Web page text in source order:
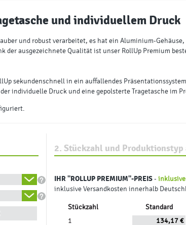
und individuellem Druck
und robust verarbeitet, es hat ein Aluminium-
der ausgezeichnete Qualität ist unser RollUp Premium
sekundenschnell in ein auffallendes
individuelle Druck und eine gepolsterte Tragetasche im
2. Stückzahl und Produktionstyp
IHR"ROLLUP PREMIUM"-PREIS -
inklusive Versandkosten innerhalb
Stückzahl Standard
1
134,17 €